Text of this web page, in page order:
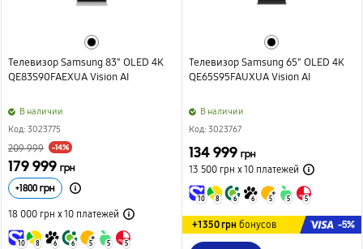
Телевизор Samsung 83" OLED 4K
QE83S90FAEXUA Vision AI
B наличии
Код: 3023775
209 999 -14%
179 999 грн
+1800 грн
18 000 грн х 10 платежей
10 8 6 6 5 5 5
Телевизор Samsung 65" OLED 4K
QE65S95FAUXUA Vision AI
B наличии
Код: 3023767
134 999 грн
13 500 грн х 10платежей
10 8 6 6 5 5 5
+1350 грн бонусов -5%